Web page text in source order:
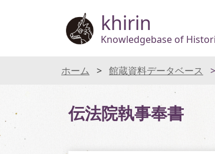
khirin
Knowledgebase of
ホーム 館蔵資料データベース
伝法院執事奉書